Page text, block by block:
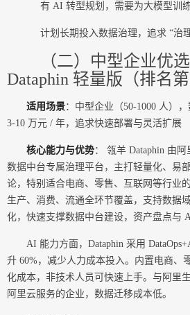
有 AI 转型规划，需要为大模型训
计划长期投入数据治理，追求 “治
（二）中型企业优
Dataphin 轻量版（排名第
适用场景：中型企业（50-1000 人）
3-10 万元 / 年，追求快速部署与灵活扩展
核心能力与优势： 瓴羊 Dataphin 由
数据中台专属治理平台，主打轻量化、易
论，特别适合电商、零售、互联网等行业
生产、消费、流通全环节覆盖，支持数据
化，快速支撑数据中台建设，资产盘点与
AI 能力方面，Dataphin 采用
升 60%，减少人力成本投入。内置电商、
化成本，非技术人员可快速上手。与阿里
阿里云服务的企业，数据迁移成本低。